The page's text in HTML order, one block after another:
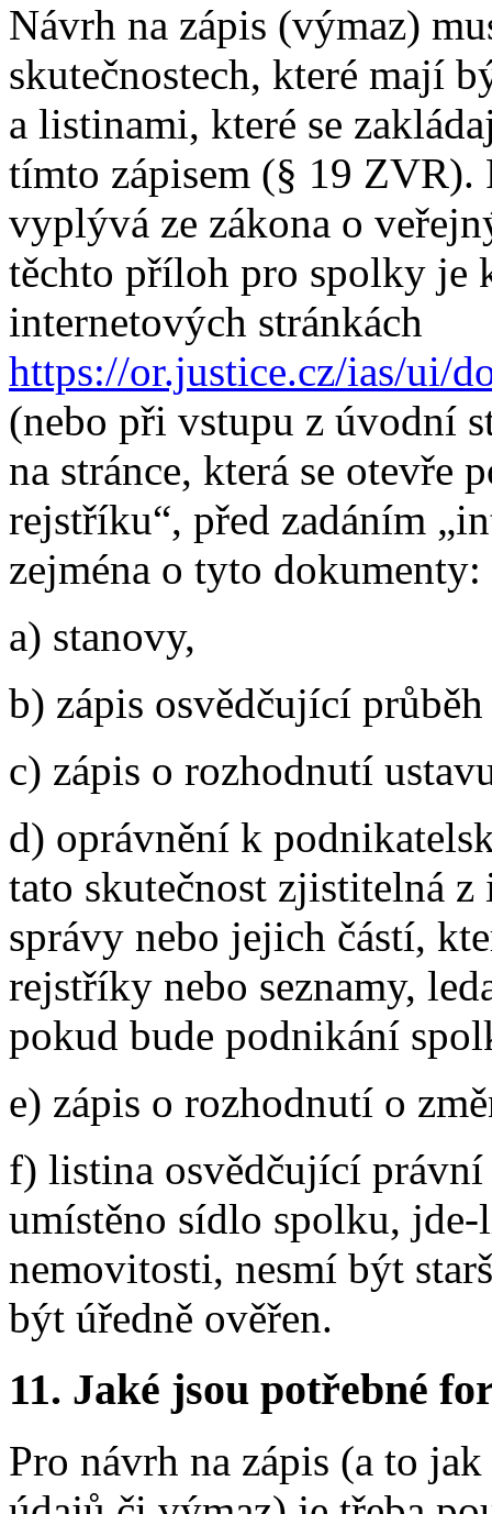
Návrh na zápis (výmaz)
skutečnostech, které mají
a listinami, které se
tímto zápisem (§ 19 ZVR).
vyplývá ze zákona o
těchto příloh pro spolky je
internetových stránkách
https://or.justice.cz/ias/ui/
(nebo při vstupu z úvodní
na stránce, která se otevře
rejstříku“, před zadáním
zejména o tyto dokumenty:
a) stanovy,
b) zápis osvědčující
c) zápis o rozhodnutí
d) oprávnění k
tato skutečnost zjistitelná
správy nebo jejich částí,
rejstříky nebo seznamy,
pokud bude podnikání
e) zápis o rozhodnutí o
f) listina osvědčující
umístěno sídlo spolku,
nemovitosti, nesmí být
být úředně ověřen.
11. Jaké jsou potřebné
Pro návrh na zápis (a to